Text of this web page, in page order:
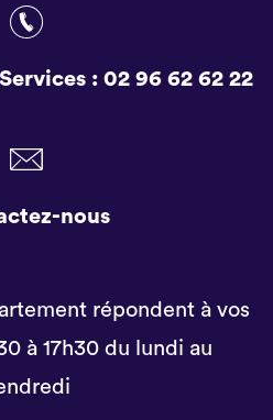
: 02 96 62 62 22
nous
répondent à vos
à 17h30 du lundi au